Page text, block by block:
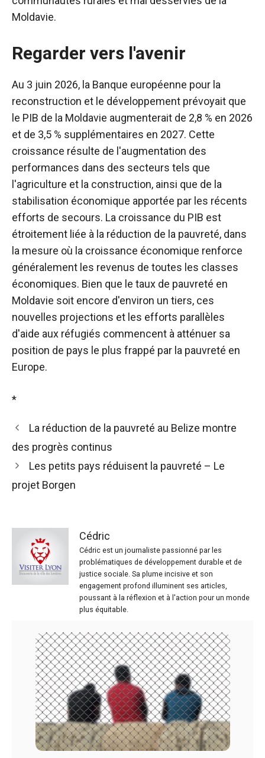
Moldavie.
Regarder vers l'avenir
Au 3 juin 2026, la Banque européenne pour la
reconstruction et le développement prévoyait que
le PIB de la Moldavie augmenterait de 2,8 % en 2026
et de 3,5 % supplémentaires en 2027. Cette
croissance résulte de l'augmentation des
performances dans des secteurs tels que
l'agriculture et la construction, ainsi que de la
stabilisation économique apportée par les récents
efforts de secours. La croissance du PIB est
étroitement liée à la réduction de la pauvreté, dans
la mesure où la croissance économique renforce
généralement les revenus de toutes les classes
économiques. Bien que le taux de pauvreté en
Moldavie soit encore d'environ un tiers, ces
nouvelles projections et les efforts parallèles
d'aide aux réfugiés commencent à atténuer sa
position de pays le plus frappé par la pauvreté en
Europe.
*
La réduction de la pauvreté au Belize montre
des progrès continus
Les petits pays réduisent la pauvreté – Le
projet Borgen
Cédric
Cédric est un journaliste passionné par les
problématiques de développement durable et de
justice sociale. Sa plume incisive et son
engagement profond illuminent ses articles,
poussant à la réflexion et à l'action pour un monde
plus équitable.